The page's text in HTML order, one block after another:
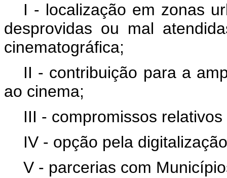
I - localização em zonas
desprovidas ou mal
cinematográfica;
II - contribuição para a
ao cinema;
III - compromissos
IV - opção pela
V - parcerias com